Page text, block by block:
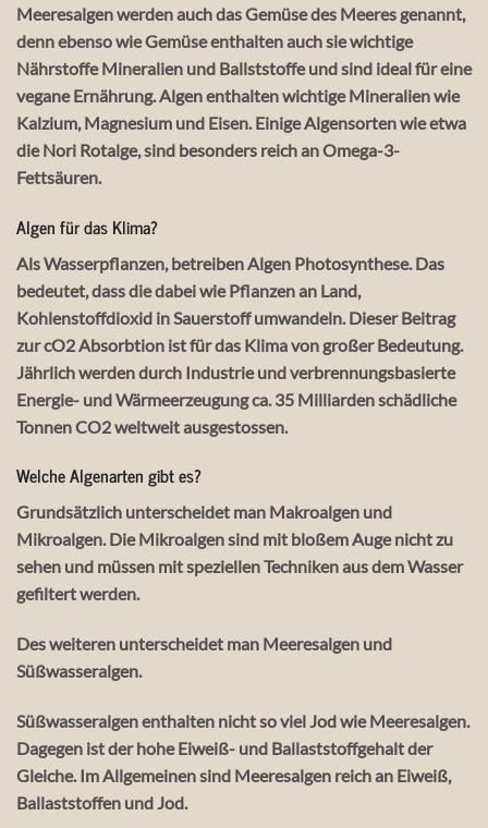
Meeresalgen werden auch das Gemüse des Meeres genannt,
denn ebenso wie Gemüse enthalten auch sie wichtige
Nährstoffe Mineralien und Ballststoffe und sind ideal für eine
vegane Ernährung. Algen enthalten wichtige Mineralien wie
Kalzium, Magnesium und Eisen. Einige Algensorten wie etwa
die Nori Rotalge, sind besonders reich an Omega-3-
Fettsäuren.
Algen für das Klima?
Als Wasserpflanzen, betreiben Algen Photosynthese. Das
bedeutet, dass die dabei wie Pflanzen an Land,
Kohlenstoffdioxid in Sauerstoff umwandeln. Dieser Beitrag
zur cO2 Absorbtion ist für das Klima von großer Bedeutung.
Jährlich werden durch Industrie und verbrennungsbasierte
Energie- und Wärmeerzeugung ca. 35 Milliarden schädliche
Tonnen CO2 weltweit ausgestossen.
Welche Algenarten gibt es?
Grundsätzlich unterscheidet man Makroalgen und
Mikroalgen. Die Mikroalgen sind mit bloßem Auge nicht zu
sehen und müssen mit speziellen Techniken aus dem Wasser
gefiltert werden.
Des weiteren unterscheidet man Meeresalgen und
Süßwasseralgen.
Süßwasseralgen enthalten nicht so viel Jod wie Meeresalgen.
Dagegen ist der hohe Eiweiß- und Ballaststoffgehalt der
Gleiche. Im Allgemeinen sind Meeresalgen reich an Eiweiß,
Ballaststoffen und Jod.